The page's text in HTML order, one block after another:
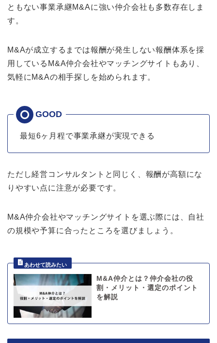
ともない事業承継M&Aに強い仲介会社も多数存在しま
す。
M&Aが成立するまでは報酬が発生しない報酬体系を採
用しているM&A仲介会社やマッチングサイトもあり、
気軽にM&Aの相手探しを始められます。
最短6ヶ月程で事業承継が実現できる
ただし経営コンサルタントと同じく、報酬が高額にな
りやすい点に注意が必要です。
M&A仲介会社やマッチングサイトを選ぶ際には、自社
の規模や予算に合ったところを選びましょう。
M&A仲介とは？仲介会社の役
割・メリット・選定のポイント
を解説